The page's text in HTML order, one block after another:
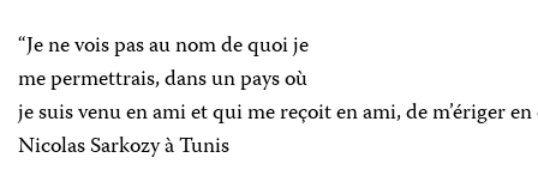
“Je ne vois pas au nom de quoi je
me permettrais, dans un pays où
je suis venu en ami et qui me reçoit en ami, de m’ériger
Nicolas Sarkozy à Tunis